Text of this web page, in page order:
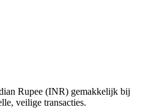
Rupee (INR) gemakkelijk bij
veilige transacties.